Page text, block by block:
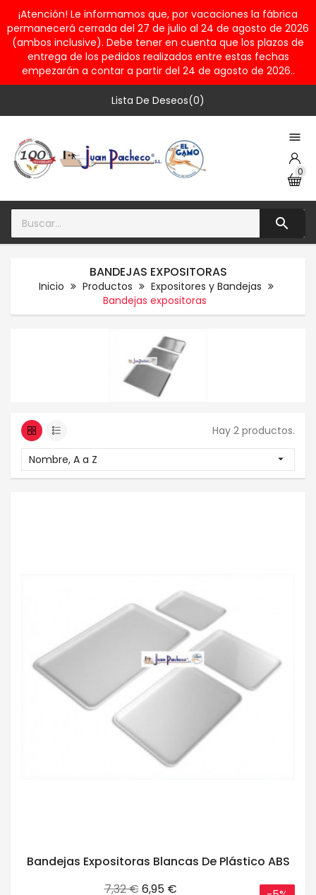
¡Atención! Le informamos que, por vacaciones la fábrica
permanecerá cerrada del 27 de julio al 24 de agosto de 2026
(ambos inclusive). Debe tener en cuenta que los plazos de
entrega de los pedidos realizados entre estas fechas
empezarán a contar a partir del 24 de agosto de 2026..
Lista De Deseos(0)

0

BANDEJAS EXPOSITORAS
Inicio Productos
Expositores y Bandejas
Bandejas expositoras
Hay 2 productos.
Nombre, A a Z 
Bandejas Expositoras Blancas De Plástico ABS
Precio
7,32 €Precio
6,95 €